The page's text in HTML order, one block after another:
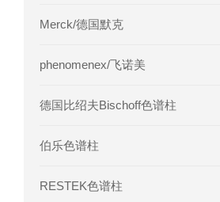
Merck/德国默克
phenomenex/飞诺美
德国比绍夫Bischoff色谱柱
伯乐色谱柱
RESTEK色谱柱